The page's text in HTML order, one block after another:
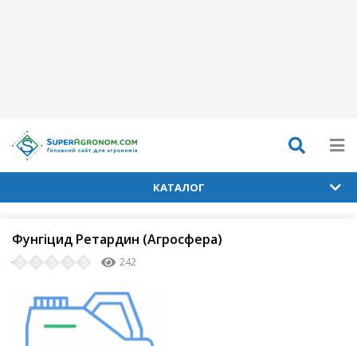
КАТАЛОГ
Фунгіцид Ретардин (Агросфера)
242